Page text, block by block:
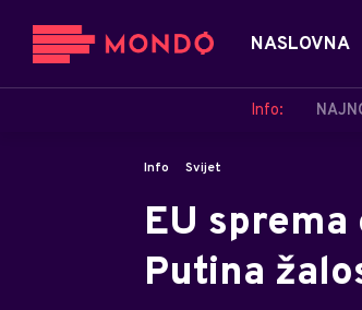
NASLOVNA
Info:
Info Svijet
EU
Putina